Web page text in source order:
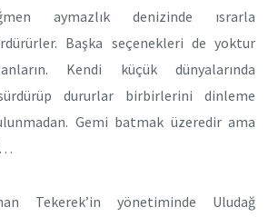
aymazlık denizinde ısrarla
Başka seçenekleri de yoktur
Kendi küçük dünyalarında
dururlar birbirlerini dinleme
Gemi batmak üzeredir ama
Tekerek’in yönetiminde Uludağ